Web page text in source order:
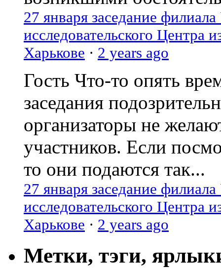
27 января заседание
исследовательского Центра
Харькове · 2 years ago
Гость Что-то опять
заседания
организаторы не
участников. Если
то они подаются так...
27 января заседание
исследовательского Центра
Харькове · 2 years ago
Метки, тэги,